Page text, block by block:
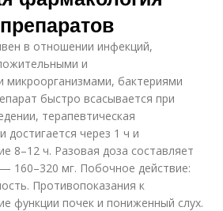
в отношении инфекций,
и
микроорганизмами, бактериями
быстро всасывается при
терапевтическая
достигается через 1 ч и
8–12 ч. Разовая доза составляет
160–320 мг. Побочное действие:
Противопоказания к
функции почек и пониженный слух.